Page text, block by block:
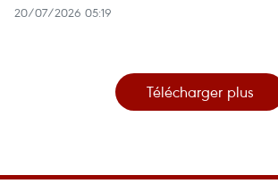
20/07/2026 05:19
Télécharger plus